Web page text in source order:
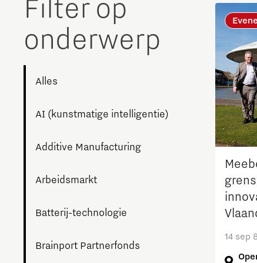
Integrated Photonics
The Gate voor tech startups
Hoe bescherm ik mijn idee?
Brainport Networking Financials
Filter op
onderwerp
Alles
AI (kunstmatige intelligentie)
Additive Manufacturing
Arbeidsmarkt
Batterij-technologie
Brainport Partnerfonds
14 sep